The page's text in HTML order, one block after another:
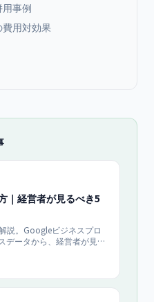
事例
用対効果
｜経営者が見るべき5
説。Googleビジネスプロ
データから、経営者が見る
ンプランと連動した数字